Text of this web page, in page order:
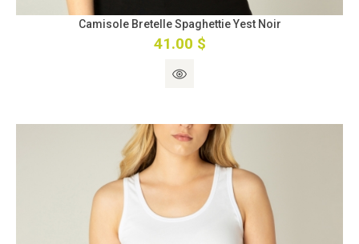
Camisole Bretelle Spaghettie Yest Noir
41.00 $